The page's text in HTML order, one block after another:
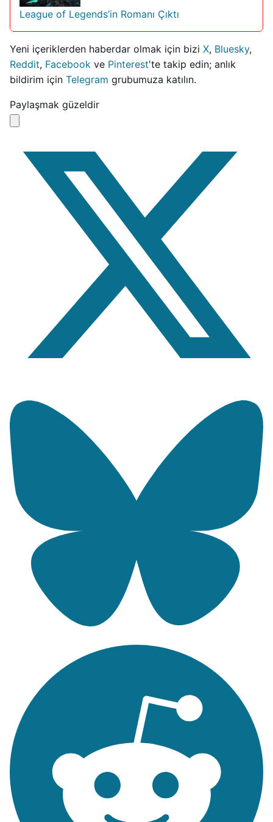
League of Legends’in Romanı Çıktı
Yeni içeriklerden haberdar olmak için bizi X, Bluesky,
Reddit, Facebook ve Pinterest'te takip edin; anlık
bildirim için Telegram grubumuza katılın.
Paylaşmak güzeldir